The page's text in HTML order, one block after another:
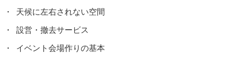
天候に左右されない空間
設営・撤去サービス
イベント会場作りの基本